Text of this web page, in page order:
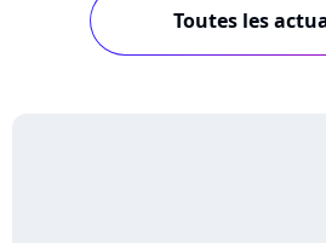
Toutes les